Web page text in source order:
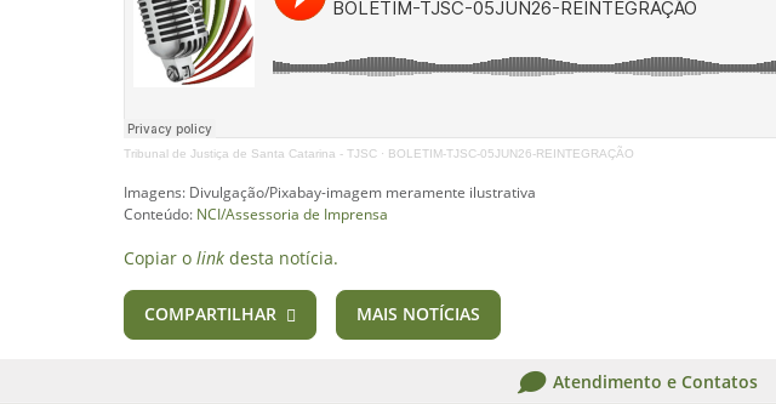
Tribunal de Justiça de Santa Catarina - TJSC · BOLETIM-TJSC-05JUN26-REINTEGRAÇÃO
Imagens: Divulgação/Pixabay-imagem meramente ilustrativa
Conteúdo: NCI/Assessoria de Imprensa
Copiar o link desta notícia.
COMPARTILHAR MAIS NOTÍCIAS
Atendimento e Contatos